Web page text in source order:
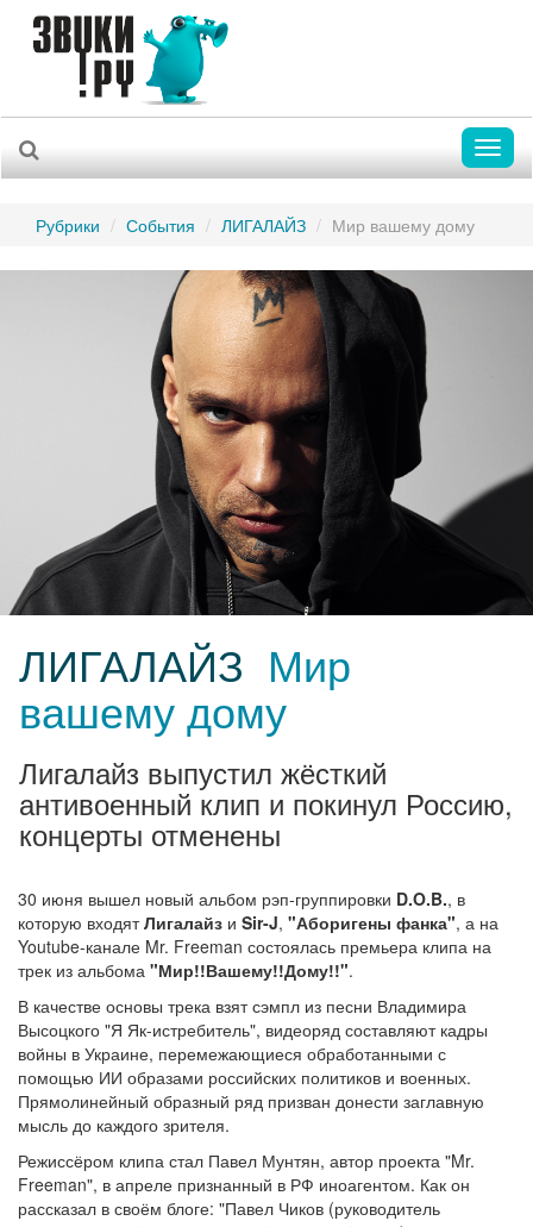
Рубрики События ЛИГАЛАЙЗ Мир вашему дому
ЛИГАЛАЙЗ Мир
вашему дому
Лигалайз выпустил жёсткий
антивоенный клип и покинул Россию,
концерты отменены
30 июня вышел новый альбом рэп-группировки D.O.B., в
которую входятЛигалайз и Sir-J, "Аборигены фанка", а на
Youtube-канале Mr. Freeman состоялась премьера клипа на
трек из альбома "Мир!!Вашему!!Дому!!".
В качестве основы трека взят сэмпл из песни Владимира
Высоцкого "Я Як-истребитель", видеоряд составляют кадры
войны в Украине, перемежающиеся обработанными с
помощью ИИ образами российских политиков и военных.
Прямолинейный образный ряд призван донести заглавную
мысль до каждого зрителя.
Режиссёром клипа стал Павел Мунтян, автор проекта "Mr.
Freeman", в апреле признанный в РФ иноагентом. Как он
рассказал в своём блоге: "Павел Чиков (руководитель